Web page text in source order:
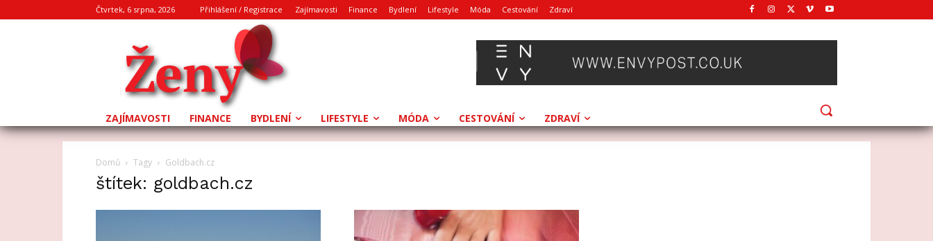
Čtvrtek, 6 srpna, 2026 Přihlášení / Registrace Zajímavosti Finance Bydlení Lifestyle Móda Cestování Zdraví
ZAJÍMAVOSTI FINANCE BYDLENÍ LIFESTYLE MÓDA CESTOVÁNÍ ZDRAVÍ
Domů Tagy Goldbach.cz
štítek: goldbach.cz